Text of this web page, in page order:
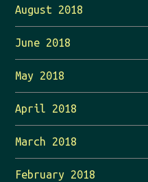
August 2018
June 2018
May 2018
April 2018
March 2018
February 2018